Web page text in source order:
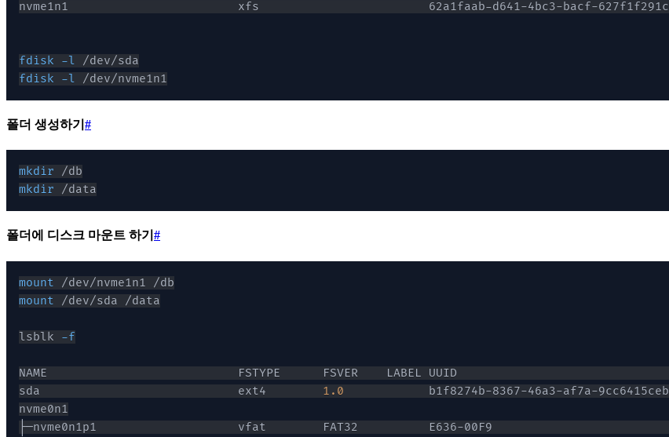
fdisk -l
fdisk
-l
폴더 생성하기 #
mkdir
mkdir /data
폴더에 디스크 마운트 하기 #
mount
mount
lsblk -f
sda                            ext4 1.0
b1f8274b-8367-46a3-af7a-
├─nvme0n1p1                    vfat        FAT32          E636-